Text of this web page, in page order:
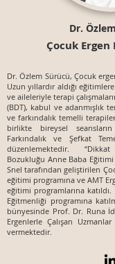
Dr.
Çocuk
Dr. Özlem Sürücü, Çocuk
Uzun yıllardır aldığı
ve aileleriyle terapi
(BDT), kabul ve adanmışlık
ve farkındalık temelli
birlikte bireysel
Farkındalık ve Şefkat
düzenlemektedir.
Bozukluğu Anne Baba Eğitimi
Snel tarafından geliştirilen
eğitimi programına ve AMT
eğitimi programlarına
Eğitmenliği programına
bünyesinde Prof. Dr. Runa
Ergenlerle Çalışan
vermektedir.